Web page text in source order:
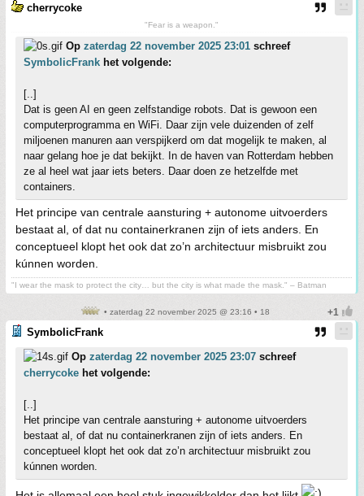
cherrycoke
"Fear is a weapon."
Op zaterdag 22 november 2025 23:01 schreef
SymbolicFrank het volgende:
[..]
Dat is geen AI en geen zelfstandige robots. Dat is gewoon een
computerprogramma en WiFi. Daar zijn vele duizenden of zelf
miljoenen manuren aan verspijkerd om dat mogelijk te maken, al
naar gelang hoe je dat bekijkt. In de haven van Rotterdam hebben
ze al heel wat jaar iets beters. Daar doen ze hetzelfde met
containers.
Het principe van centrale aansturing + autonome uitvoerders
bestaat al, of dat nu containerkranen zijn of iets anders. En
conceptueel klopt het ook dat zo’n architectuur misbruikt zou
kúnnen worden.
"I wear the mask to protect the city… but the city is what made the mask." – Batman
• zaterdag 22 november 2025 @ 23:16 • 18
SymbolicFrank
Op zaterdag 22 november 2025 23:07 schreef
cherrycoke het volgende:
[..]
Het principe van centrale aansturing + autonome uitvoerders
bestaat al, of dat nu containerkranen zijn of iets anders. En
conceptueel klopt het ook dat zo’n architectuur misbruikt zou
kúnnen worden.